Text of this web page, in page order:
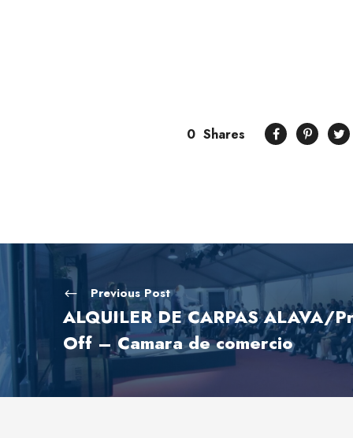
0 Shares
Previous Post
ALQUILER DE CARPAS ALAVA/
Off – Camara de comercio